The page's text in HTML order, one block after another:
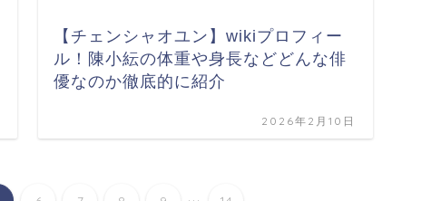
【チェンシャオユン】wikiプロフィー
ル！陳小紜の体重や身長などどんな俳
優なのか徹底的に紹介
2026年2月10日
...